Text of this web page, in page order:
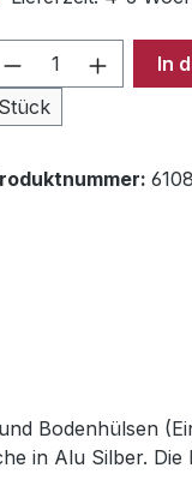
Produkt
Stück
In
Bodenhülsen
in Alu Silber. Die